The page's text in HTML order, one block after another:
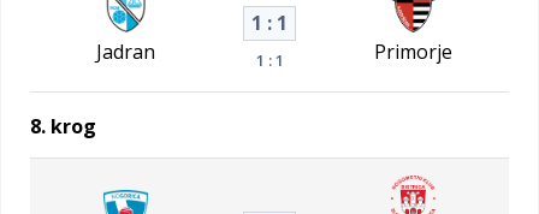
Jadran
1 : 1
1 : 1 Primorje
8. krog